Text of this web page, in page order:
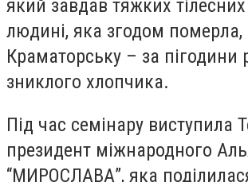
який завдав тяжких
людині, яка згодом померла,
Краматорську – за пігодини
зниклого хлопчика.
Під час семінару виступила
президент міжнародного
“МИРОСЛАВА”, яка